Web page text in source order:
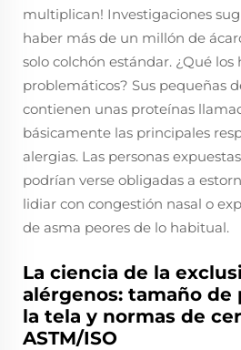
multiplican! Investigaciones
haber más de un millón de
solo colchón estándar. ¿Qué
problemáticos? Sus pequeñas
contienen unas proteínas
básicamente las principales
alergias. Las personas
podrían verse obligadas a
lidiar con congestión nasal o
de asma peores de lo habitual.
La ciencia de la
alérgenos: tamaño de
la tela y normas de
ASTM/ISO